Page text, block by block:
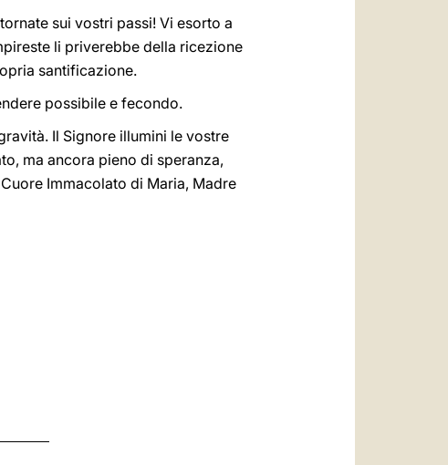
sui vostri passi! Vi esorto a
li priverebbe della ricezione
santificazione.
possibile e fecondo.
Il Signore illumini le vostre
ma ancora pieno di speranza,
Immacolato di Maria, Madre